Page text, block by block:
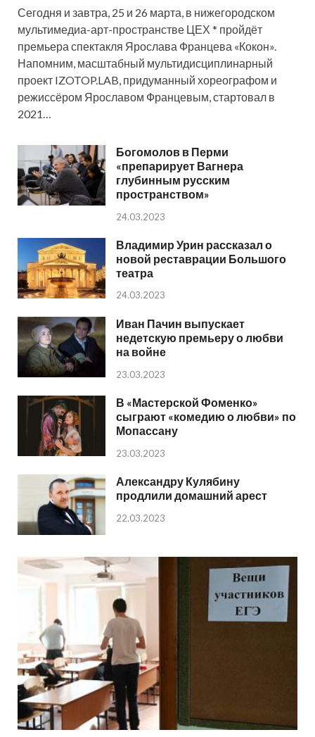
Сегодня и завтра, 25 и 26 марта, в нижегородском
мультимедиа-арт-пространстве ЦЕХ * пройдёт
премьера спектакля Ярослава Францева «Кокон».
Напомним, масштабный мультидисциплинарный
проект IZOTOP.LAB, придуманный хореографом и
режиссёром Ярославом Францевым, стартовал в
2021…
Богомолов в Перми
«препарирует Вагнера
глубинным русским
пространством»
24.03.2023
Владимир Урин рассказал о
новой реставрации Большого
театра
24.03.2023
Иван Пачин выпускает
недетскую премьеру о любви
на войне
23.03.2023
В «Мастерской Фоменко»
сыграют «комедию о любви» по
Мопассану
23.03.2023
Александру Кулябину
продлили домашний арест
22.03.2023